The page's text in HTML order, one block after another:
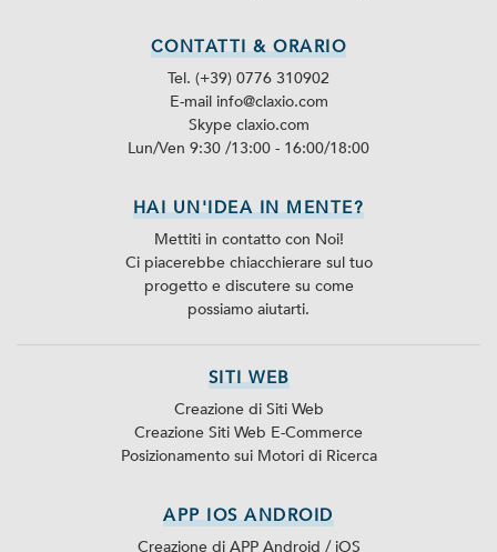
CONTATTI & ORARIO
Tel. (+39) 0776 310902
E-mail info@claxio.com
Skype claxio.com
Lun/Ven 9:30 /13:00 - 16:00/18:00
HAI UN'IDEA IN MENTE?
Mettiti in contatto con Noi!
Ci piacerebbe chiacchierare sul tuo
progetto e discutere su come
possiamo aiutarti.
SITI WEB
Creazione di Siti Web
Creazione Siti Web E-Commerce
Posizionamento sui Motori di Ricerca
APP IOS ANDROID
Creazione di APP Android / iOS